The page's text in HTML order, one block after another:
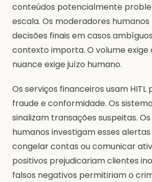
conteúdos potencialmente
escala. Os moderadores
decisões finais em casos
contexto importa. O volume exige
nuance exige juízo humano.
Os serviços financeiros usam
fraude e conformidade. Os
sinalizam transações suspeitas.
humanos investigam esses
congelar contas ou comunicar
positivos prejudicariam clientes
falsos negativos permitiriam o